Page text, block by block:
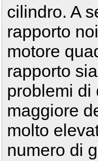
cilindro. A
rapporto
motore
rapporto
problemi di
maggiore
molto
numero di